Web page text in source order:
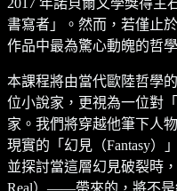
書寫者」。然而，若僅止
作品中最為驚心動魄的哲
本課程將由當代歐陸哲學
位小說家，更視為一位對
家。我們將穿越他筆下人
現實的「幻見（Fantasy）
並探討當這層幻見破裂時
Real）——帶來的，將不是